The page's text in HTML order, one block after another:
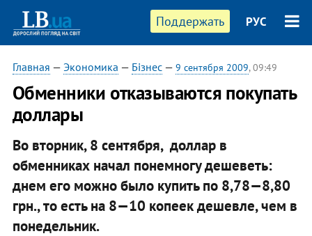
Поддержать РУС
Главная — Экономика — Бізнес— 9 сентября 2009, 09:49
Обменники отказываются покупать
доллары
Во вторник, 8 сентября, доллар в
обменниках начал понемногу дешеветь:
днем его можно было купить по 8,78—8,80
грн., то есть на 8—10 копеек дешевле, чем в
понедельник.